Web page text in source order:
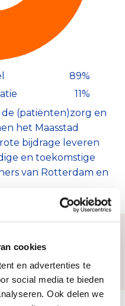
cookies
en advertenties te
social media te bieden
Ook delen we
89%
11%
(patiënten)zorg en
het Maasstad
bijdrage leveren
en toekomstige
van Rotterdam en
doel